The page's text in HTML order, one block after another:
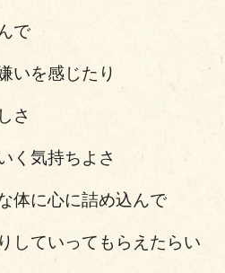
で
いを感じたり
さ
く気持ちよさ
体に心に詰め込んで
していってもらえたらい